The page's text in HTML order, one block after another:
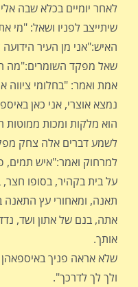
לאחר יומיים בכלא שבה
שיתייצב לפניו ושאל: "מי
האיש:"אני מן העיר
שאל מפקד השומרים:"מה
אמת ואמר: "בחלומי ציווה
נמצא אוצרי, אני כאן
הוא מלקות ומכות ממוטות
לשמע דברים אלה צחק
למרחוק ואמר:"איש
על בית בקהיר, בסופו
תאנה, ומאחורי עץ התאנה
אתה, בנם של אתון ושד,
אותך.
שלא אראה פניך
ולך לך לדרכך".